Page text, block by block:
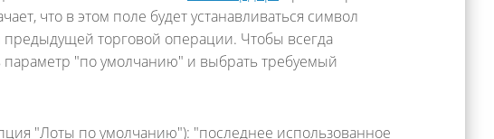
что в этом поле будет устанавливаться символ
торговой операции. Чтобы всегда
параметр "по умолчанию" и выбрать требуемый
"Лоты по умолчанию"): "последнее использованное